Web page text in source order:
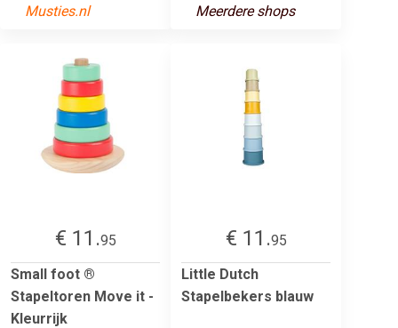
Musties.nl
Meerdere shops
€ 11.95
Small foot ®
Stapeltoren Move it -
Kleurrijk
€ 11.95
Little Dutch
Stapelbekers blauw